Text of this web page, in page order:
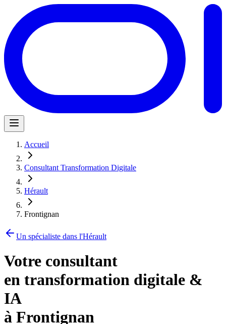
Accueil
Consultant Transformation Digitale
Hérault
Frontignan
Un spécialiste dans l'Hérault
Votre consultant
en transformation digitale &
IA
à Frontignan